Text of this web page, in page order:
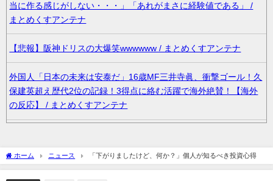
当に作る感じがしない・・・」「あれがまさに経験値である」 /
まとめくすアンテナ
【悲報】阪神ドリスの大爆笑wwwwww / まとめくすアンテナ
外国人「日本の未来は安泰だ」16歳MF三井寺眞、衝撃ゴール！久
保建英超え歴代2位の記録！3得点に絡む活躍で海外絶賛！【海外
の反応】 / まとめくすアンテナ
Edition』3,713 本 / まとめくすアンテナ
ホーム ニュース 「下がりましたけど、何か？」個人が知るべき投資心得